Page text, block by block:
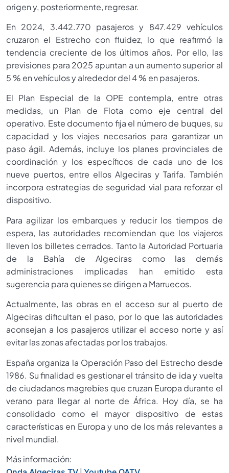
origen y, posteriormente, regresar.
En 2024, 3.442.770 pasajeros y 847.429 vehículos
cruzaron el Estrecho con fluidez, lo que reafirmó la
tendencia creciente de los últimos años. Por ello, las
previsiones para 2025 apuntan a un aumento superior al
5 % en vehículos y alrededor del 4 % en pasajeros.
El Plan Especial de la OPE contempla, entre otras
medidas, un Plan de Flota como eje central del
operativo. Este documento fija el número de buques, su
capacidad y los viajes necesarios para garantizar un
paso ágil. Además, incluye los planes provinciales de
coordinación y los específicos de cada uno de los
nueve puertos, entre ellos Algeciras y Tarifa. También
incorpora estrategias de seguridad vial para reforzar el
dispositivo.
Para agilizar los embarques y reducir los tiempos de
espera, las autoridades recomiendan que los viajeros
lleven los billetes cerrados. Tanto la Autoridad Portuaria
de la Bahía de Algeciras como las demás
administraciones implicadas han emitido esta
sugerencia para quienes se dirigen a Marruecos.
Actualmente, las obras en el acceso sur al puerto de
Algeciras dificultan el paso, por lo que las autoridades
aconsejan a los pasajeros utilizar el acceso norte y así
evitar las zonas afectadas por los trabajos.
España organiza la Operación Paso del Estrecho desde
1986. Su finalidad es gestionar el tránsito de ida y vuelta
de ciudadanos magrebíes que cruzan Europa durante el
verano para llegar al norte de África. Hoy día, se ha
consolidado como el mayor dispositivo de estas
características en Europa y uno de los más relevantes a
nivel mundial.
Más información: